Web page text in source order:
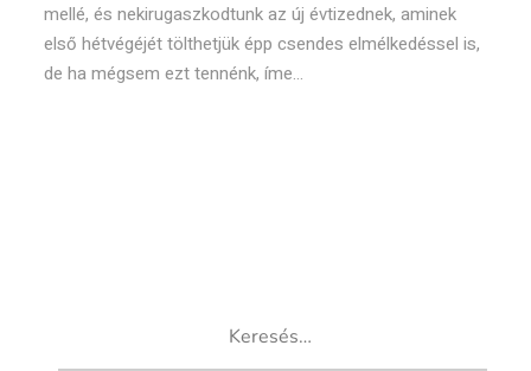
mellé, és nekirugaszkodtunk az új évtizednek, aminek
első hétvégéjét tölthetjük épp csendes elmélkedéssel is,
de ha mégsem ezt tennénk, íme...